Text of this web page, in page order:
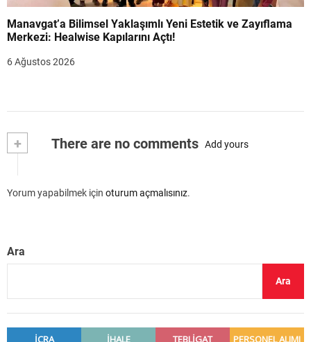
Manavgat’a Bilimsel Yaklaşımlı Yeni Estetik ve Zayıflama
Merkezi: Healwise Kapılarını Açtı!
6 Ağustos 2026
+ There are no comments Add yours
Yorum yapabilmek için oturum açmalısınız.
Ara
Ara